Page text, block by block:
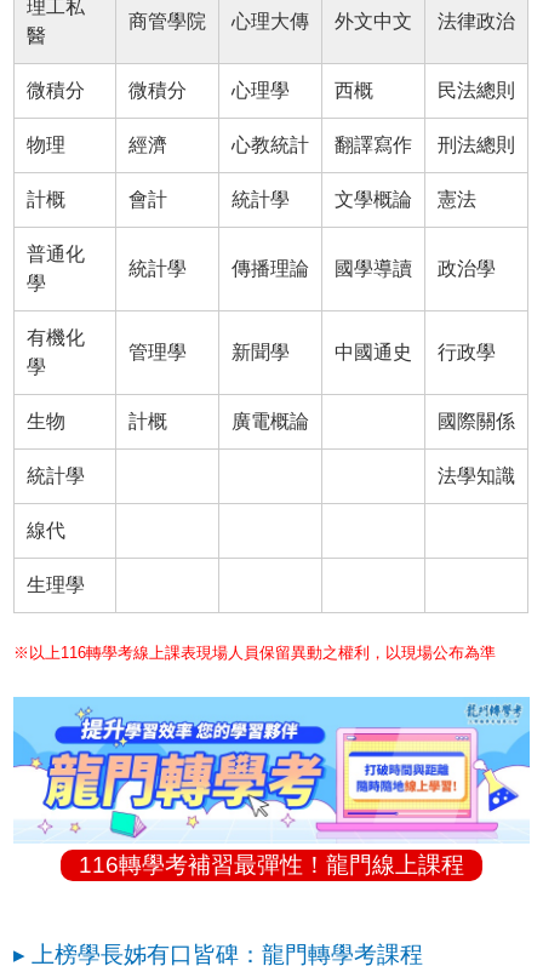
理工私
醫
商管學院 心理大傳 外文中文 法律政治
微積分 微積分 心理學 西概 民法總則
物理 經濟 心教統計 翻譯寫作 刑法總則
計概 會計 統計學 文學概論 憲法
普通化
學
統計學 傳播理論 國學導讀 政治學
有機化
學
管理學 新聞學 中國通史 行政學
生物 計概 廣電概論 國際關係
統計學 法學知識
線代
生理學
※以上116轉學考線上課表現場人員保留異動之權利，以現場公布為準
116轉學考補習最彈性！龍門線上課程
▸ 上榜學長姊有口皆碑：龍門轉學考課程